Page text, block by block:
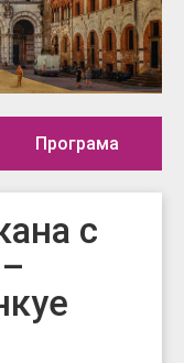
Програма
с